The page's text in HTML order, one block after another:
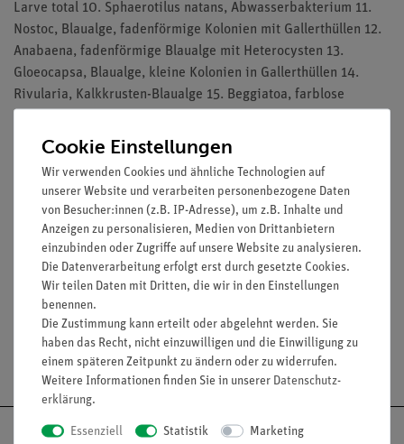
Larve total 10. Sphaerotilus natans, Abwasserbakterium 11.
Nostoc, Blaualge, fadenförmige Kolonien mit Gallerthüllen 12.
Anabaena, fadenförmige Blaualge mit Heterocysten 13.
Gloeocapsa, Blaualge, kleine Kolonien in Gallerthüllen 14.
Rivularia, Kalkkrusten-Blaualge 15. Beggiatoa, farblose
Chloroplasten 17. Cosmarium, Zieralge 18. Chlamydomonas,
einzellige Geißelalgen 19. Haematococcus, Blutregenalge 20.
Hydrodictyon, Wassernetz, netzförmige Kolonien 21. Chlorella,
einzellige Grünalge 22. Dinobryon, koloniebildende Goldalge
23. Plankton-Streupräparat I 24. Plankton-Streupräparat II 25.
Plankton-Streupräparat III
Die Präparate werden in einem Präparatekasten geliefert.
Versandkostenfrei ab 300,- €
Cookie Einstellungen
Wir verwenden Cookies und ähnliche Technologien auf
unserer Website und verarbeiten personenbezogene Daten
von Besucher:innen (z.B. IP-Adresse), um z.B. Inhalte und
Anzeigen zu personalisieren, Medien von Drittanbietern
einzubinden oder Zugriffe auf unsere Website zu analysieren.
Die Datenverarbeitung erfolgt erst durch gesetzte Cookies.
Wir teilen Daten mit Dritten, die wir in den Einstellungen
benennen.
Die Zustimmung kann erteilt oder abgelehnt werden. Sie
haben das Recht, nicht einzuwilligen und die Einwilligung zu
einem späteren Zeitpunkt zu ändern oder zu widerrufen.
Weitere Informationen finden Sie in unserer Daten­schutz­
erklärung.
Essenziell Statistik Marketing